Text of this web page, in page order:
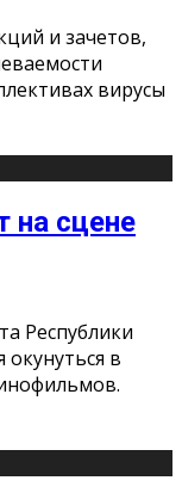
и зачетов,
вирусы
на сцене
Республики
в